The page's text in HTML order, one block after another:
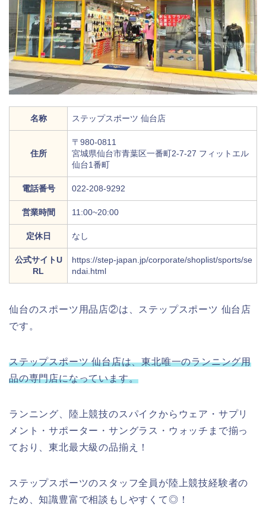
名称 ステップスポーツ 仙台店
住所
〒980-0811
宮城県仙台市青葉区一番町2-7-27 フィットエル
仙台1番町
電話番号 022-208-9292
営業時間 11:00~20:00
定休日 なし
公式サイトU
RL
https://step-japan.jp/corporate/shoplist/sports/se
ndai.html
仙台のスポーツ用品店②は、ステップスポーツ 仙台店
です。
ステップスポーツ 仙台店は、東北唯一のランニング用
品の専門店になっています。
ランニング、陸上競技のスパイクからウェア・サプリ
メント・サポーター・サングラス・ウォッチまで揃っ
ており、東北最大級の品揃え！
ステップスポーツのスタッフ全員が陸上競技経験者の
ため、知識豊富で相談もしやすくて◎！